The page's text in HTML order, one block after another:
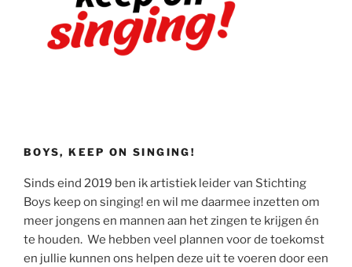
BOYS, KEEP ON SINGING!
Sinds eind 2019 ben ik artistiek leider van Stichting
Boys keep on singing! en wil me daarmee inzetten om
meer jongens en mannen aan het zingen te krijgen én
te houden. We hebben veel plannen voor de toekomst
en jullie kunnen ons helpen deze uit te voeren door een